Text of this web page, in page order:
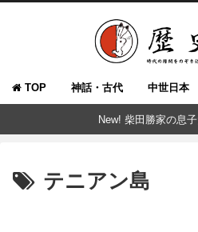
TOP 神話・古代 中世日本
New! 柴田勝家の息
テニアン島